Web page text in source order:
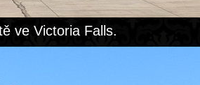
ve Victoria Falls.